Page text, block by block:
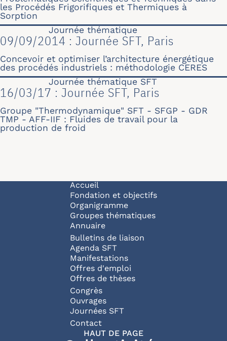
les Procédés Frigorifiques et Thermiques à
Sorption
Journée thématique
09/09/2014 : Journée SFT, Paris
Concevoir et optimiser l’architecture énergétique
des procédés industriels : méthodologie CERES
Journée thématique SFT
16/03/17 : Journée SFT, Paris
Groupe "Thermodynamique" SFT - SFGP - GDR
TMP - AFF-IIF : Fluides de travail pour la
production de froid
Navigation principale
Accueil
Fondation et objectifs
Organigramme
Groupes thématiques
Annuaire
Bulletins de liaison
Agenda SFT
Manifestations
Offres d'emploi
Offres de thèses
Congrès
Ouvrages
Journées SFT
Pied de page
Contact
HAUT DE PAGE